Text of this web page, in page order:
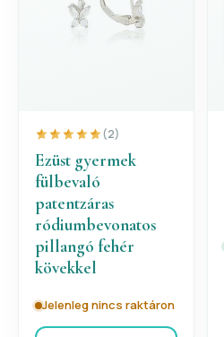
(2)
Ezüst gyermek
fülbevaló
patentzáras
ródiumbevonatos
pillangó fehér
kövekkel
Jelenleg nincs raktáron